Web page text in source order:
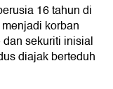
16 tahun di
korban
sekuriti inisial
diajak berteduh